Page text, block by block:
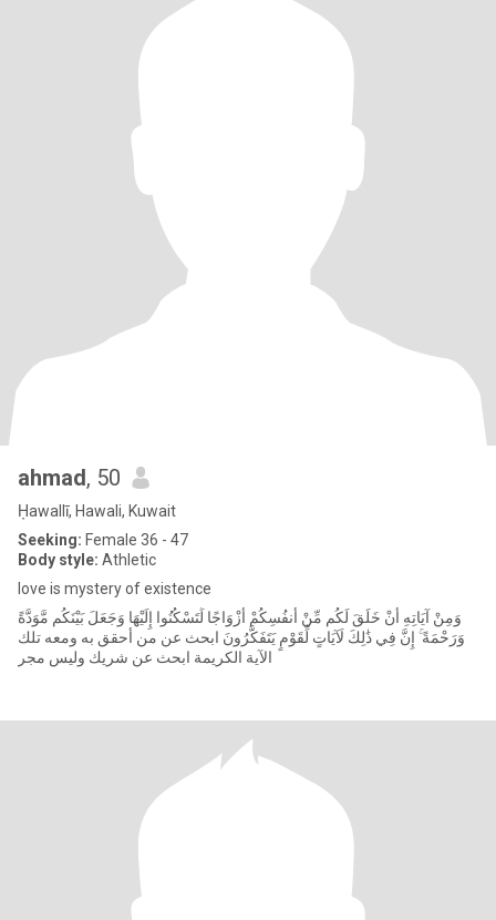
ahmad, 50
Ḥawallī, Hawali, Kuwait
Seeking: Female 36 - 47
Body style: Athletic
love is mystery of existence
وَمِنْ آيَاتِهِ أَنْ خَلَقَ لَكُم مِّنْ أَنفُسِكُمْ أَزْوَاجًا لِّتَسْكُنُوا إِلَيْهَا وَجَعَلَ بَيْنَكُم مَّوَدَّةً
وَرَحْمَةً ۚ إِنَّ فِي ذَٰلِكَ لَآيَاتٍ لِّقَوْمٍ يَتَفَكَّرُونَ ابحث عن من أحقق به ومعه تلك
الآية الكريمة ابحث عن شريك وليس مجر